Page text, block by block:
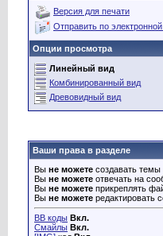
Версия для печати
Отправить по
Опции просмотра
Линейный вид
Комбинированный вид
Древовидный вид
Ваши права в разделе
Вы не можете создавать темы
Вы не можете отвечать на
Вы не можете прикреплять
Вы не можете редактировать
BB коды Вкл.
Смайлы Вкл.